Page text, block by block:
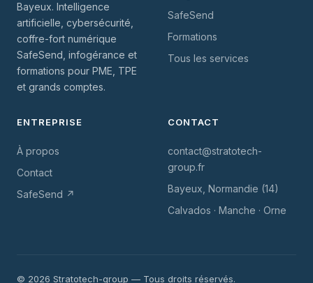
Bayeux. Intelligence
artificielle, cybersécurité,
coffre-fort numérique
SafeSend, infogérance et
formations pour PME, TPE
et grands comptes.
SafeSend
Formations
Tous les services
ENTREPRISE
À propos
Contact
SafeSend ↗
CONTACT
contact@stratotech-
group.fr
Bayeux, Normandie (14)
Calvados · Manche · Orne
© 2026 Stratotech-group — Tous droits réservés.